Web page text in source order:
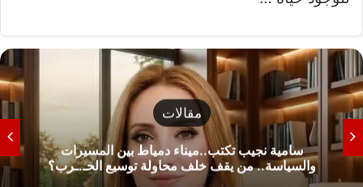
مقالات
سامية نجيب تكتب..ميناء دمياط بين المسيرات
والسياسة.. من يقف خلف محاولة توسيع الحـ.ـرب؟